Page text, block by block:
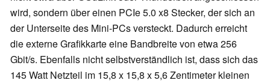
wird, sondern über einen PCIe 5.0 x8 Stecker, der sich an
der Unterseite des Mini-PCs versteckt. Dadurch erreicht
die externe Grafikkarte eine Bandbreite von etwa 256
Gbit/s. Ebenfalls nicht selbstverständlich ist, dass sich das
145 Watt Netzteil im 15,8 x 15,8 x 5,6 Zentimeter kleinen